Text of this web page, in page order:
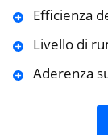
Efficienza
Livello di
Aderenza